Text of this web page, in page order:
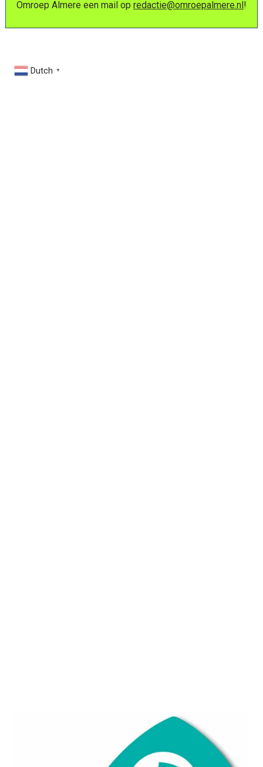
Omroep Almere een mail op redactie@omroepalmere.nl !
Dutch ▼